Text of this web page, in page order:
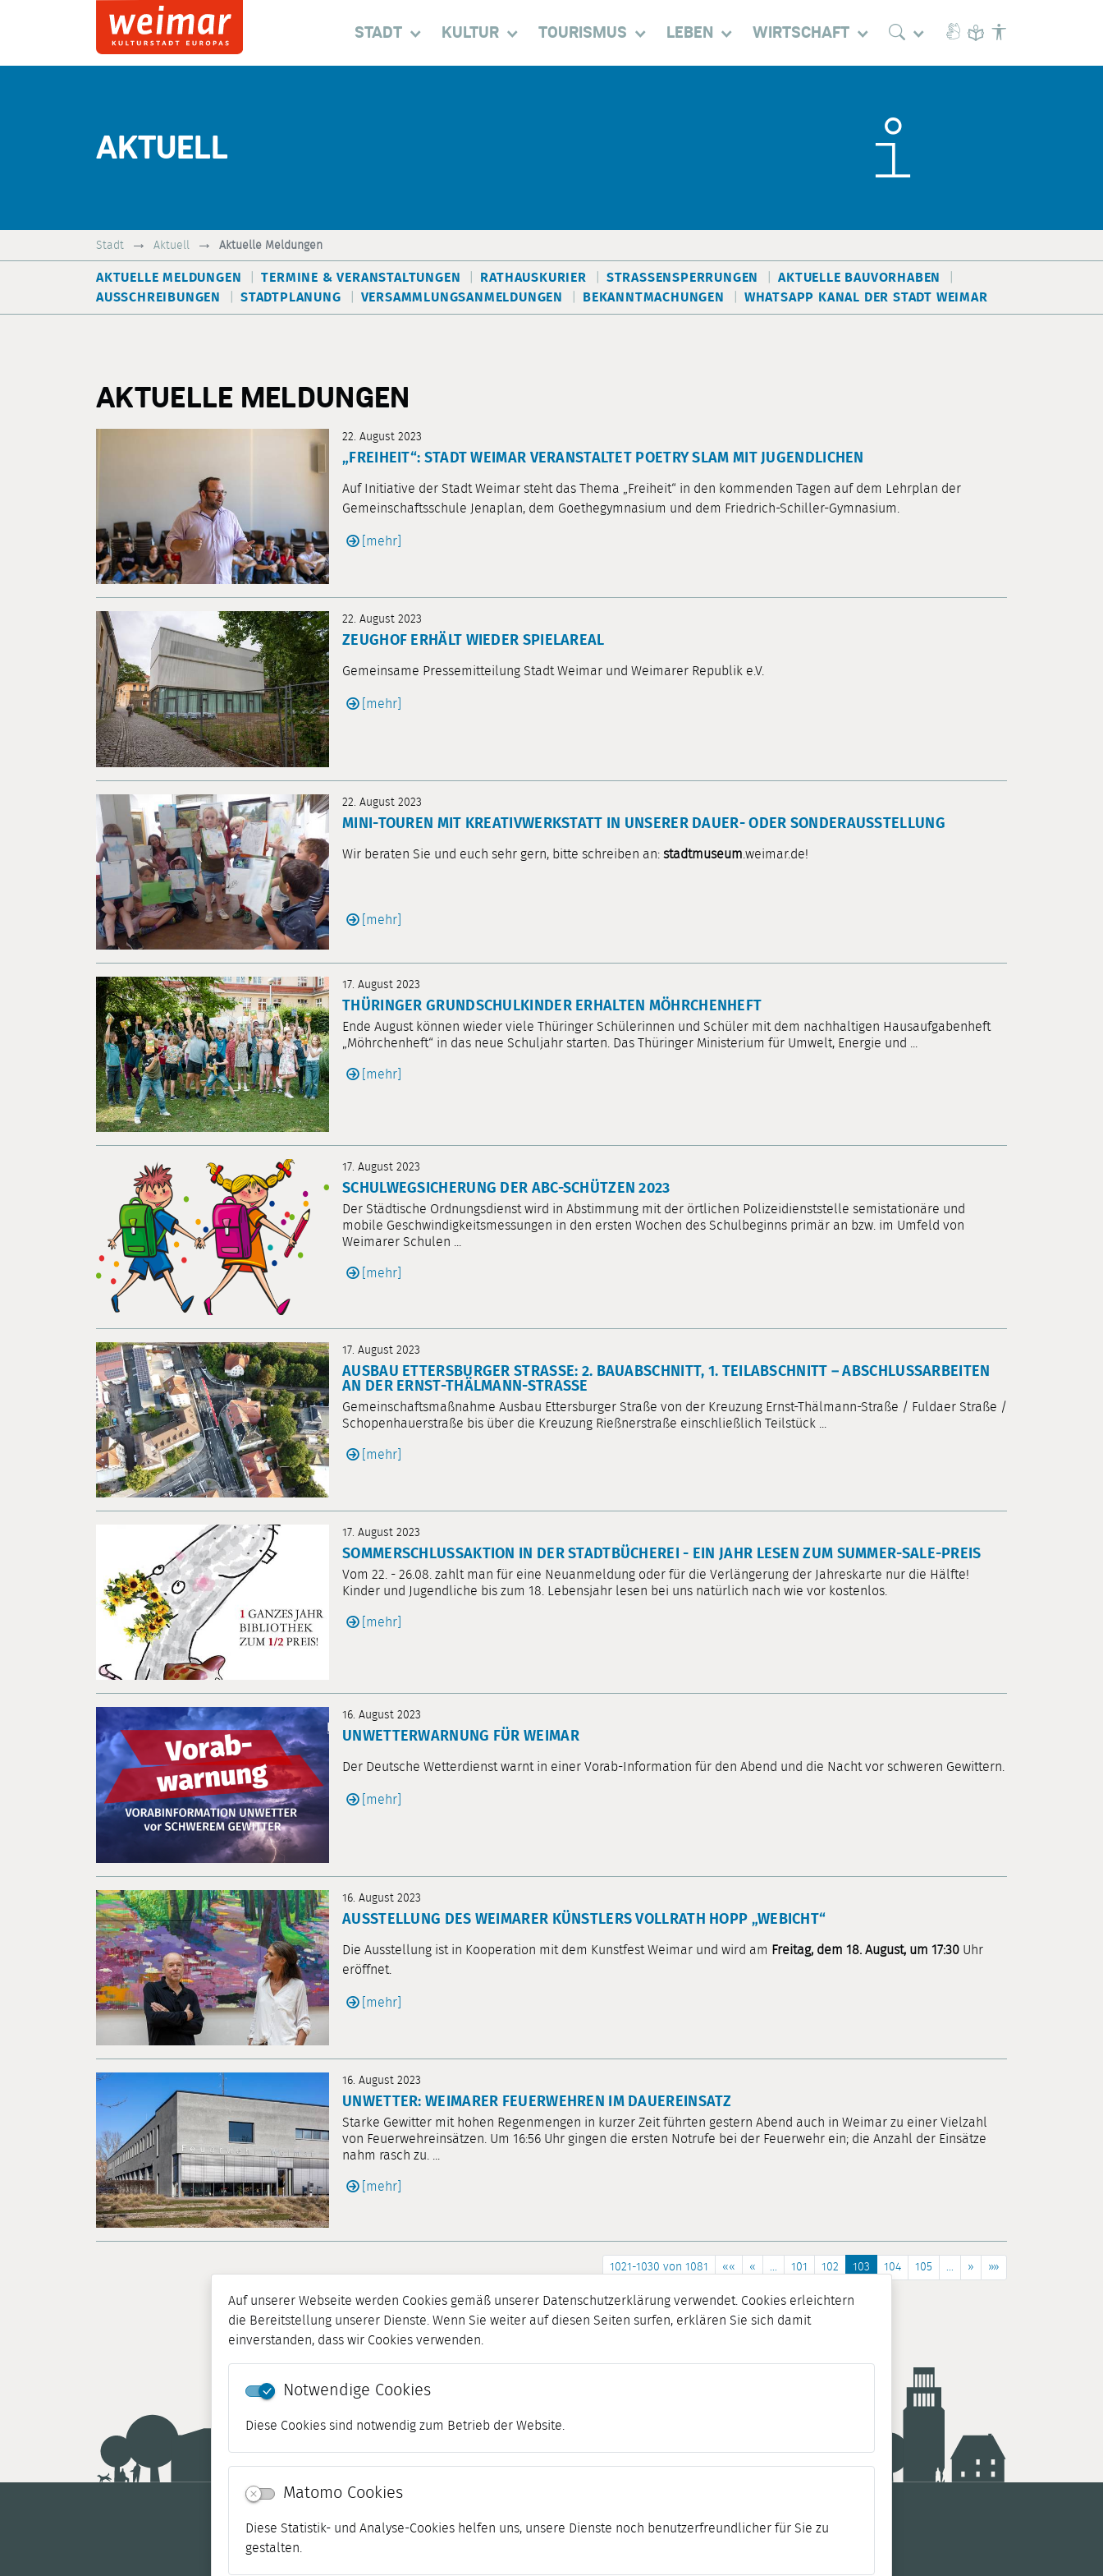
Auf unserer Webseite werden Cookies gemäß unserer Datenschutzerklärung verwendet. Cookies erleichtern
die Bereitstellung unserer Dienste. Wenn Sie weiter auf diesen Seiten surfen, erklären Sie sich damit
einverstanden, dass wir Cookies verwenden.
Notwendige Cookies
Diese Cookies sind notwendig zum Betrieb der Website.
Matomo Cookies
Diese Statistik- und Analyse-Cookies helfen uns, unsere Dienste noch benutzerfreundlicher für Sie zu
gestalten.
STADT KULTUR TOURISMUS LEBEN WIRTSCHAFT
AKTUELL
Stadt Aktuell Aktuelle Meldungen
AKTUELLE MELDUNGEN TERMINE & VERANSTALTUNGEN RATHAUSKURIER STRASSENSPERRUNGEN
AKTUELLE BAUVORHABEN
AUSSCHREIBUNGEN
STADTPLANUNG VERSAMMLUNGSANMELDUNGEN BEKANNTMACHUNGEN WHATSAPP KANAL DER STADT WEIMAR
AKTUELLE MELDUNGEN
22. August 2023
„FREIHEIT“: STADT WEIMAR VERANSTALTET POETRY SLAM MIT JUGENDLICHEN
Auf Initiative der Stadt Weimar steht das Thema „Freiheit“ in den kommenden Tagen auf dem Lehrplan der
Gemeinschaftsschule Jenaplan, dem Goethegymnasium und dem Friedrich-Schiller-Gymnasium.
[mehr]
22. August 2023
ZEUGHOF ERHÄLT WIEDER SPIELAREAL
Gemeinsame Pressemitteilung Stadt Weimar und Weimarer Republik e.V.
[mehr]
22. August 2023
MINI-TOUREN MIT KREATIVWERKSTATT IN UNSERER DAUER- ODER SONDERAUSSTELLUNG
Wir beraten Sie und euch sehr gern, bitte schreiben an: stadtmuseum .weimar.de!
[mehr]
17. August 2023
THÜRINGER GRUNDSCHULKINDER ERHALTEN MÖHRCHENHEFT
Ende August können wieder viele Thüringer Schülerinnen und Schüler mit dem nachhaltigen Hausaufgabenheft
„Möhrchenheft“ in das neue Schuljahr starten. Das Thüringer Ministerium für Umwelt, Energie und ...
[mehr]
17. August 2023
SCHULWEGSICHERUNG DER ABC-SCHÜTZEN 2023
Der Städtische Ordnungsdienst wird in Abstimmung mit der örtlichen Polizeidienststelle semistationäre und
mobile Geschwindigkeitsmessungen in den ersten Wochen des Schulbeginns primär an bzw. im Umfeld von
Weimarer Schulen ...
[mehr]
17. August 2023
AUSBAU ETTERSBURGER STRASSE: 2. BAUABSCHNITT, 1. TEILABSCHNITT – ABSCHLUSSARBEITEN A
N DER ERNST-THÄLMANN-STRASSE
Gemeinschaftsmaßnahme Ausbau Ettersburger Straße von der Kreuzung Ernst-Thälmann-Straße / Fuldaer Straße /
Schopenhauerstraße bis über die Kreuzung Rießnerstraße einschließlich Teilstück ...
[mehr]
17. August 2023
SOMMERSCHLUSSAKTION IN DER STADTBÜCHEREI - EIN JAHR LESEN ZUM SUMMER-SALE-PREIS
Vom 22. - 26.08. zahlt man für eine Neuanmeldung oder für die Verlängerung der Jahreskarte nur die Hälfte!
Kinder und Jugendliche bis zum 18. Lebensjahr lesen bei uns natürlich nach wie vor kostenlos.
[mehr]
16. August 2023
UNWETTERWARNUNG FÜR WEIMAR
Der Deutsche Wetterdienst warnt in einer Vorab-Information für den Abend und die Nacht vor schweren Gewittern.
[mehr]
16. August 2023
AUSSTELLUNG DES WEIMARER KÜNSTLERS VOLLRATH HOPP „WEBICHT“
Die Ausstellung ist in Kooperation mit dem Kunstfest Weimar und wird am Freitag, dem 18. August, um 17:30 Uhr
eröffnet.
[mehr]
16. August 2023
UNWETTER: WEIMARER FEUERWEHREN IM DAUEREINSATZ
Starke Gewitter mit hohen Regenmengen in kurzer Zeit führten gestern Abend auch in Weimar zu einer Vielzahl
von Feuerwehreinsätzen. Um 16:56 Uhr gingen die ersten Notrufe bei der Feuerwehr ein; die Anzahl der Einsätze
nahm rasch zu. ...
[mehr]
1021-1030 von 1081 «« « ... 101 102 103 104 105 ... » »»